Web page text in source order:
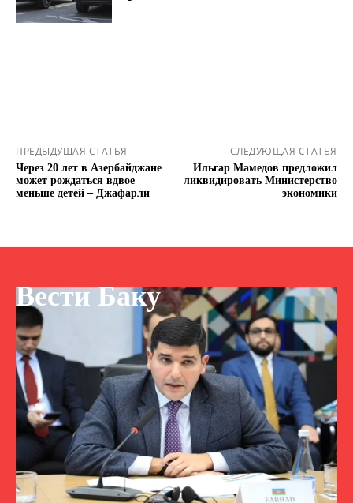
ПРЕДЫДУЩАЯ СТАТЬЯ
Через 20 лет в Азербайджане
может рождаться вдвое
меньше детей – Джафарли
СЛЕДУЮЩАЯ СТАТЬЯ
Ильгар Мамедов предложил
ликвидировать Министерство
экономики
Вести Баку